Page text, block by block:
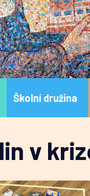
Školní družina
v